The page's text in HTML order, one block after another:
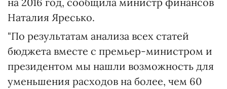
Наталия Яресько.
"По результатам анализа всех статей
бюджета вместе с премьер-министром и
президентом мы нашли возможность для
уменьшения расходов на более, чем 60